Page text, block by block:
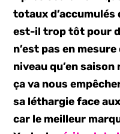
totaux d’accumulés
est-il trop tôt pour
n’est pas en
niveau qu’en
ça va nous
sa léthargie face
car le meilleur